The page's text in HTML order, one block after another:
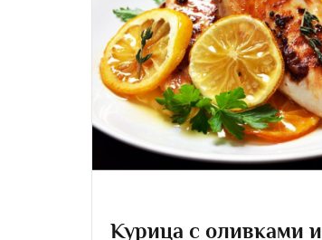
Курица с оливками и